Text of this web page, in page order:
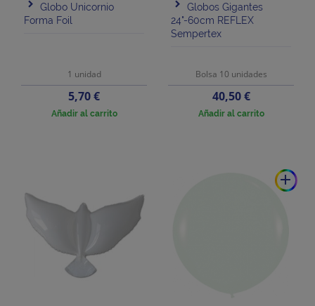
Globo Unicornio
Forma Foil
1 unidad
Precio
5,70 €
Añadir al carrito
Globos Gigantes
24"-60cm REFLEX
Sempertex
Bolsa 10 unidades
Precio
40,50 €
Añadir al carrito
add